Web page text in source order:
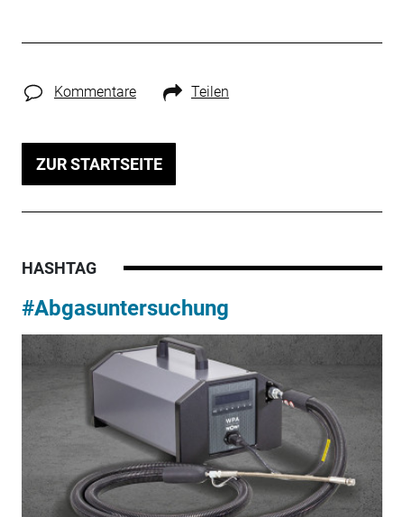
Kommentare Teilen
ZUR STARTSEITE
HASHTAG
#Abgasuntersuchung